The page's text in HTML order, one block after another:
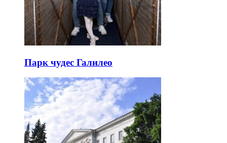
Парк чудес Галилео